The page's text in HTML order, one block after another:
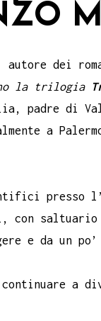
, autore dei
la trilogia
padre di
a
presso
con
e da un
continuare a